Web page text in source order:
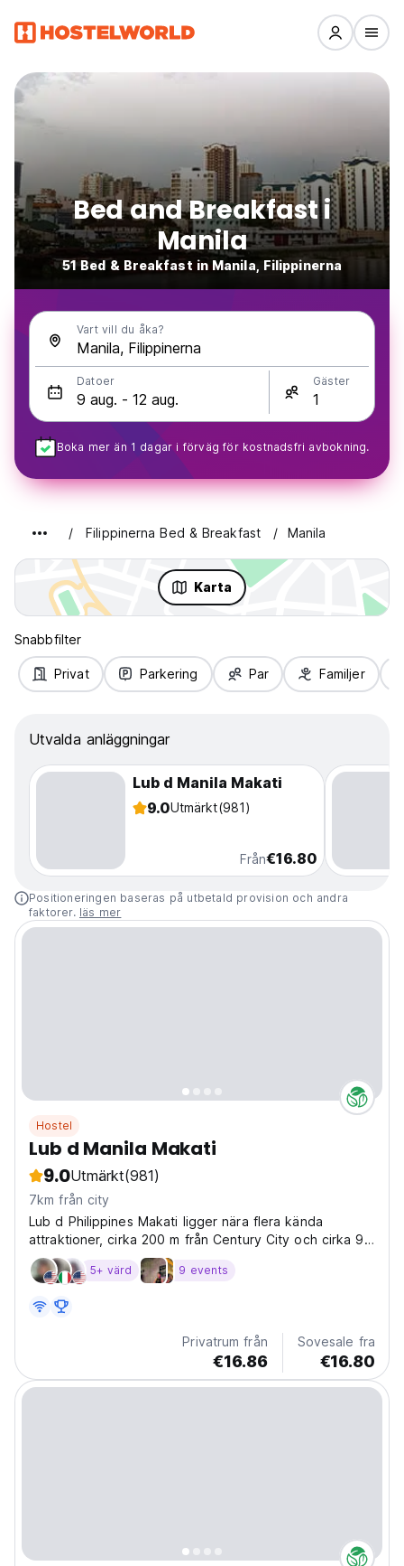
Bed and Breakfast i
Manila
51 Bed & Breakfast in Manila, Filippinerna
Vart vill du åka?
Datoer Gäster
Boka mer än 1 dagar i förväg för kostnadsfri avbokning.
Filippinerna Bed & Breakfast Manila
Karta
Snabbfilter
Privat Parkering Par Familjer
Utvalda anläggningar
Lub d Manila Makati
9.0Utmärkt(981)
Från€16.80
Positioneringen baseras på utbetald provision och andra
faktorer. läs mer
Hostel
Lub d Manila Makati
9.0Utmärkt(981)
7km från city
Lub d Philippines Makati ligger nära flera kända
attraktioner, cirka 200 m från Century City och cirka 9
minuters promenad från Power Plant Mall.
5+ värd 9 events
Privatrum från
€16.86
Sovesale fra
€16.80